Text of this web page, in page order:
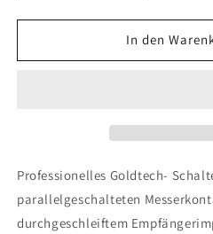
Menge
Graupner
Menge
für
Graupner
In den
Professionelles Goldtech-
parallelgeschalteten
durchgeschleiftem